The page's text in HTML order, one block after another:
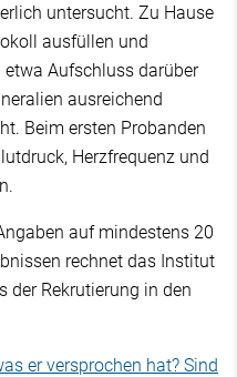
untersucht. Zu Hause
ausfüllen und
Aufschluss darüber
ausreichend
Beim ersten Probanden
Herzfrequenz und
auf mindestens 20
rechnet das Institut
der Rekrutierung in den
er versprochen hat? Sind